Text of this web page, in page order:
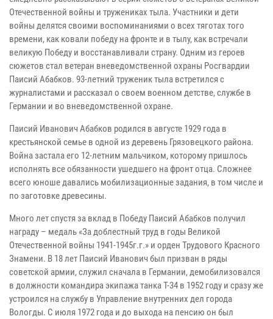
Отечественной войны и тружениках тыла. Участники и дети
войны делятся своими воспоминаниями о всех тяготах того
времени, как ковали победу на фронте и в тылу, как встречали
великую Победу и восстанавливали страну. Одним из героев
сюжетов стал ветеран вневедомственной охраны Росгвардии
Паисий Абабков. 93-летний труженик тыла встретился с
журналистами и рассказал о своем военном детстве, службе в
Германии и во вневедомственной охране.
Паисий Иванович Абабков родился в августе 1929 года в
крестьянской семье в одной из деревень Грязовецкого района.
Война застала его 12-летним мальчиком, которому пришлось
исполнять все обязанности ушедшего на фронт отца. Сложнее
всего юноше давались мобилизационные задания, в том числе и
по заготовке древесины.
Много лет спустя за вклад в Победу Паисий Абабков получил
награду – медаль «За доблестный труд в годы Великой
Отечественной войны 1941-1945г.г.» и орден Трудового Красного
Знамени. В 18 лет Паисий Иванович был призван в ряды
советской армии, служил сначала в Германии, демобилизовался
в должности командира экипажа танка Т-34 в 1952 году и сразу же
устроился на службу в Управление внутренних дел города
Вологды. С июля 1972 года и до выхода на пенсию он был